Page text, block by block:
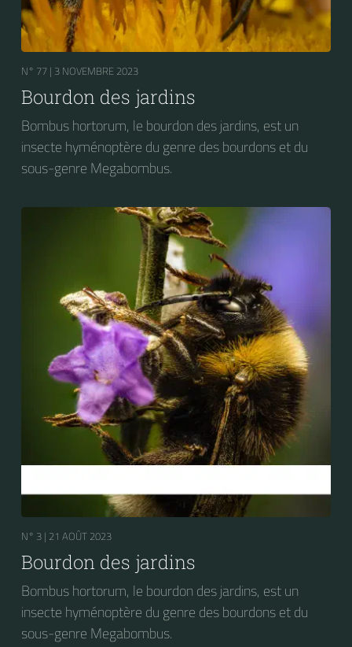
N° 77 | 3 NOVEMBRE 2023
Bourdon des jardins
Bombus hortorum, le bourdon des jardins, est un
insecte hyménoptère du genre des bourdons et du
sous-genre Megabombus.
N° 3 | 21 AOÛT 2023
Bourdon des jardins
Bombus hortorum, le bourdon des jardins, est un
insecte hyménoptère du genre des bourdons et du
sous-genre Megabombus.